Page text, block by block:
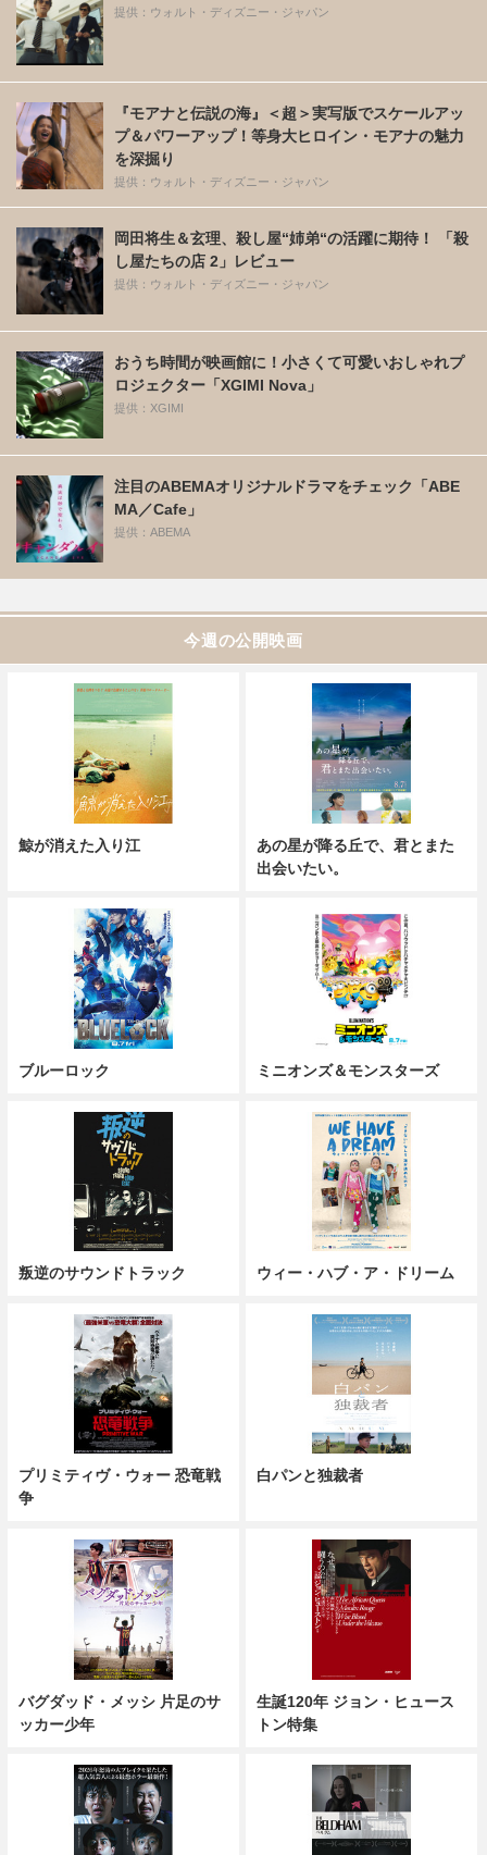
提供：ウォルト・ディズニー・ジャパン
『モアナと伝説の海』＜超＞実写版でスケールアッ
プ＆パワーアップ！等身大ヒロイン・モアナの魅力
を深掘り
提供：ウォルト・ディズニー・ジャパン
岡田将生＆玄理、殺し屋“姉弟“の活躍に期待！ 「殺
し屋たちの店 2」レビュー
提供：ウォルト・ディズニー・ジャパン
おうち時間が映画館に！小さくて可愛いおしゃれプ
ロジェクター「XGIMI Nova」
提供：XGIMI
注目のABEMAオリジナルドラマをチェック「ABE
MA／Cafe」
提供：ABEMA
今週の公開映画
鯨が消えた入り江
あの星が降る丘で、君とまた
出会いたい。
ブルーロック ミニオンズ＆モンスターズ
叛逆のサウンドトラック ウィー・ハブ・ア・ドリーム
プリミティヴ・ウォー 恐竜戦
争
白パンと独裁者
バグダッド・メッシ 片足のサ
ッカー少年
生誕120年 ジョン・ヒュース
トン特集